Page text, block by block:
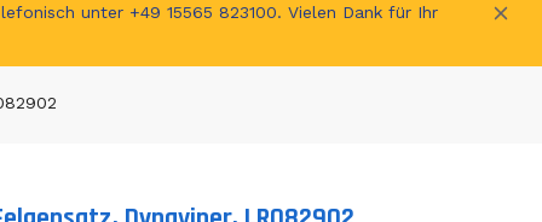
unter +49 15565 823100. Vielen Dank für Ihr